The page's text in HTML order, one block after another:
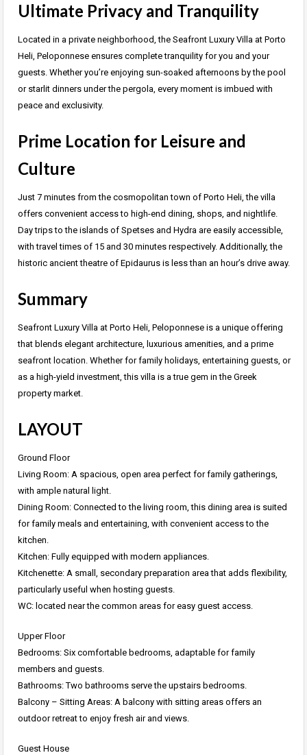
Ultimate Privacy and Tranquility
Located in a private neighborhood, the Seafront Luxury Villa at Porto
Heli, Peloponnese ensures complete tranquility for you and your
guests. Whether you’re enjoying sun-soaked afternoons by the pool
or starlit dinners under the pergola, every moment is imbued with
peace and exclusivity.
Prime Location for Leisure and
Culture
Just 7 minutes from the cosmopolitan town of Porto Heli, the villa
offers convenient access to high-end dining, shops, and nightlife.
Day trips to the islands of Spetses and Hydra are easily accessible,
with travel times of 15 and 30 minutes respectively. Additionally, the
historic ancient theatre of Epidaurus is less than an hour’s drive away.
Summary
Seafront Luxury Villa at Porto Heli, Peloponnese is a unique offering
that blends elegant architecture, luxurious amenities, and a prime
seafront location. Whether for family holidays, entertaining guests, or
as a high-yield investment, this villa is a true gem in the Greek
property market.
LAYOUT
Ground Floor
Living Room: A spacious, open area perfect for family gatherings,
with ample natural light.
Dining Room: Connected to the living room, this dining area is suited
for family meals and entertaining, with convenient access to the
kitchen.
Kitchen: Fully equipped with modern appliances.
Kitchenette: A small, secondary preparation area that adds flexibility,
particularly useful when hosting guests.
WC: located near the common areas for easy guest access.
Upper Floor
Bedrooms: Six comfortable bedrooms, adaptable for family
members and guests.
Bathrooms: Two bathrooms serve the upstairs bedrooms.
Balcony – Sitting Areas: A balcony with sitting areas offers an
outdoor retreat to enjoy fresh air and views.
Guest House